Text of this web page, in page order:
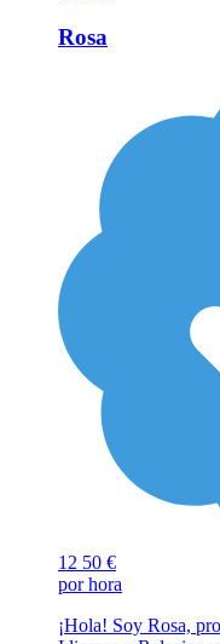
Rosa
12 50 €
por hora
¡Hola! Soy Rosa,